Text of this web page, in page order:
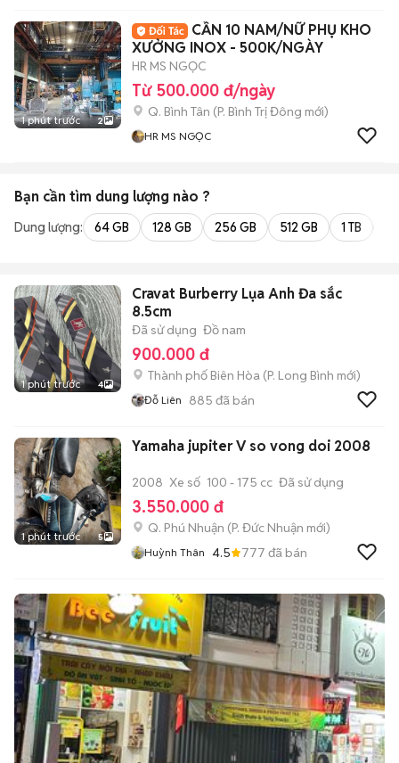
1 phút trước 2
CẦN 10 NAM/NỮ PHỤ KHO
XƯỞNG INOX - 500K/NGÀY
HR MS NGỌC
Từ 500.000 đ/ngày
Q. Bình Tân (P. Bình Trị Đông mới)
HR MS NGỌC
Bạn cần tìm dung lượng nào ?
Dung lượng: 64 GB 128 GB 256 GB 512 GB 1 TB
1 phút trước 4
Cravat Burberry Lụa Anh Đa sắc
8.5cm
Đã sử dụng Đồ nam
900.000 đ
Thành phố Biên Hòa (P. Long Bình mới)
Đỗ Liên 885 đã bán
1 phút trước 5
Yamaha jupiter V so vong doi 2008
2008 Xe số 100 - 175 cc Đã sử dụng
3.550.000 đ
Q. Phú Nhuận (P. Đức Nhuận mới)
Huỳnh Thân 4.5 777 đã bán